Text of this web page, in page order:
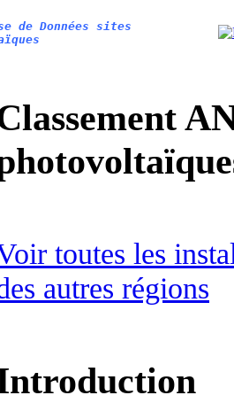
de Données sites
toutes les
autres régions